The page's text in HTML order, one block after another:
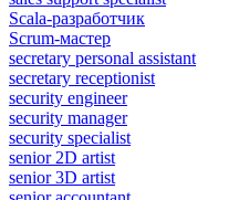
Scala-разработчик
Scrum-мастер
secretary personal assistant
secretary receptionist
security engineer
security manager
security specialist
senior 2D artist
senior 3D artist